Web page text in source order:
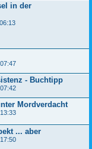
in der
- Buchtipp
Mordverdacht
... aber